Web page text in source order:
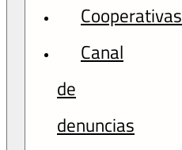
Cooperativas
Canal
de
denuncias